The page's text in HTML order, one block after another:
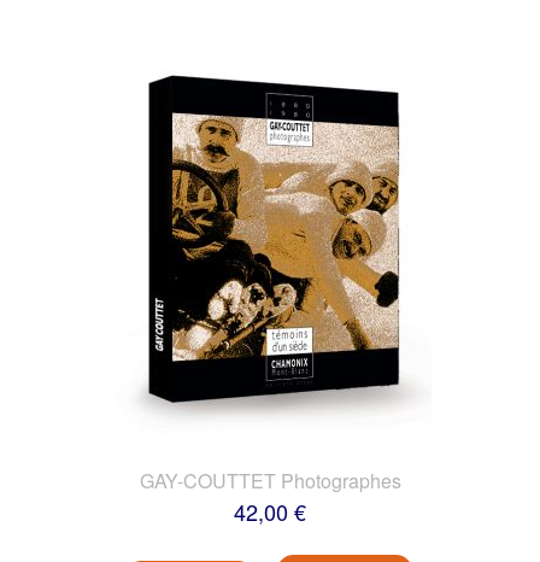
GAY-COUTTET Photographes
42,00 €